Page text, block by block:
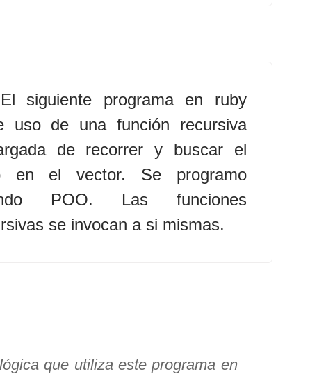
El siguiente programa en ruby
uso de una función recursiva
de recorrer y buscar el
en el vector. Se programo
POO. Las funciones
se invocan a si mismas.
que utiliza este programa en